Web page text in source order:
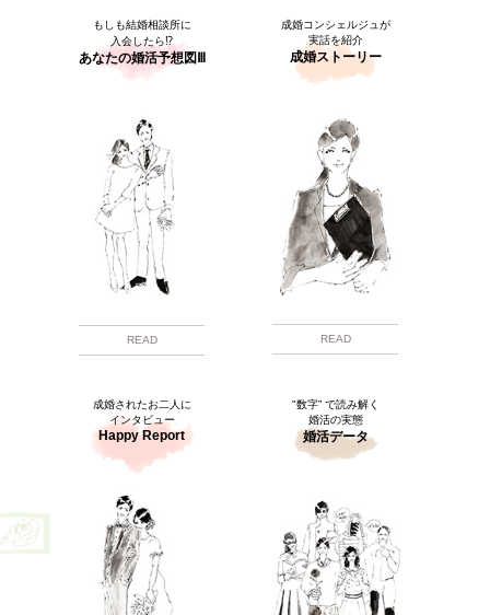
もしも結婚相談所に
入会したら⁉
あなたの婚活予想図Ⅲ
READ
成婚コンシェルジュが
実話を紹介
成婚ストーリー
READ
成婚されたお二人に
インタビュー
Happy Report
"数字” で読み解く
婚活の実態
婚活データ